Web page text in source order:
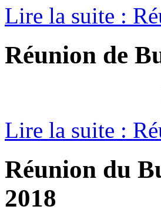
Lire la suite :
Réunion de
Lire la suite :
Réunion du
2018